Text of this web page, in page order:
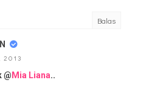
Balas
2013
@ Mia Liana..